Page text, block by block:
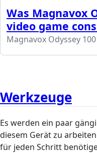
Was Magnavox
video game
Magnavox Odyssey 100
Werkzeuge
Es werden ein paar
diesem Gerät zu
für jeden Schritt